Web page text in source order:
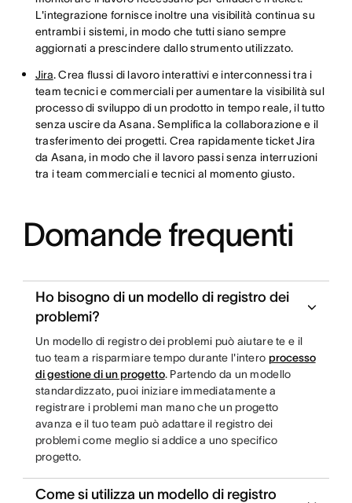
L'integrazione fornisce inoltre una visibilità continua su
entrambi i sistemi, in modo che tutti siano sempre
aggiornati a prescindere dallo strumento utilizzato.
Jira. Crea flussi di lavoro interattivi e interconnessi tra i
team tecnici e commerciali per aumentare la visibilità sul
processo di sviluppo di un prodotto in tempo reale, il tutto
senza uscire da Asana. Semplifica la collaborazione e il
trasferimento dei progetti. Crea rapidamente ticket Jira
da Asana, in modo che il lavoro passi senza interruzioni
tra i team commerciali e tecnici al momento giusto.
Domande frequenti
Ho bisogno di un modello di registro dei
problemi?
Un modello di registro dei problemi può aiutare te e il
tuo team a risparmiare tempo durante l'intero processo
di gestione di un progetto. Partendo da un modello
standardizzato, puoi iniziare immediatamente a
registrare i problemi man mano che un progetto
avanza e il tuo team può adattare il registro dei
problemi come meglio si addice a uno specifico
progetto.
Come si utilizza un modello di registro